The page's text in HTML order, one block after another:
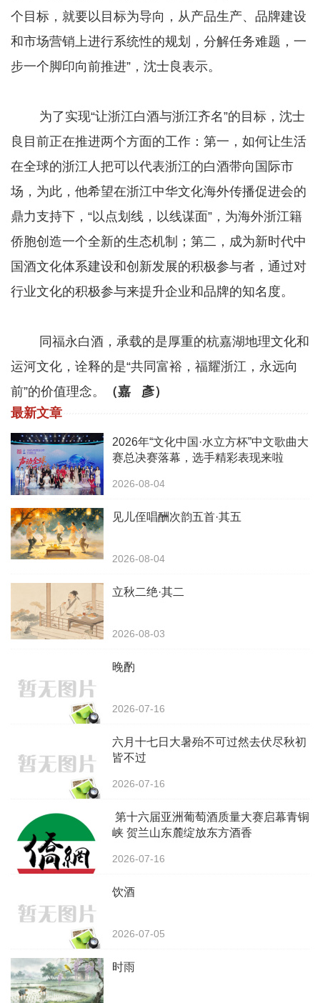
个目标，就要以目标为导向，从产品生产、品牌建设
和市场营销上进行系统性的规划，分解任务难题，一
步一个脚印向前推进”，沈士良表示。
为了实现“让浙江白酒与浙江齐名”的目标，沈士
良目前正在推进两个方面的工作：第一，如何让生活
在全球的浙江人把可以代表浙江的白酒带向国际市
场，为此，他希望在浙江中华文化海外传播促进会的
鼎力支持下，“以点划线，以线谋面”，为海外浙江籍
侨胞创造一个全新的生态机制；第二，成为新时代中
国酒文化体系建设和创新发展的积极参与者，通过对
行业文化的积极参与来提升企业和品牌的知名度。
同福永白酒，承载的是厚重的杭嘉湖地理文化和
运河文化，诠释的是“共同富裕，福耀浙江，永远向
前”的价值理念。
（嘉 彥）
最新文章
2026年“文化中国·水立方杯”中文歌曲大
赛总决赛落幕，选手精彩表现来啦
2026-08-04
见儿侄唱酬次韵五首·其五
2026-08-04
立秋二绝·其二
2026-08-03
晚酌
2026-07-16
‌六月十七日大暑殆不可过然去伏尽秋初
皆不过
2026-07-16
第十六届亚洲葡萄酒质量大赛启幕青铜
峡 贺兰山东麓绽放东方酒香
2026-07-16
饮酒
2026-07-05
时雨